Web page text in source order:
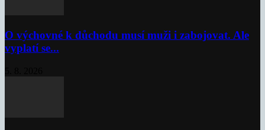
O výchovné k důchodu musí muži i zabojovat. Ale
vyplatí se...